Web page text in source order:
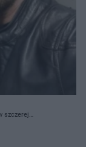
szczerej